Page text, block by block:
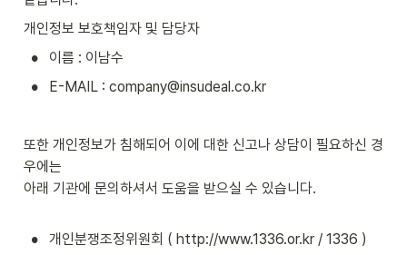
개인정보 보호책임자 및 담당자
• 이름 : 이남수
• E-MAIL : company@insudeal.co.kr
또한 개인정보가 침해되어 이에 대한 신고나 상담이 필요하신 경
우에는
아래 기관에 문의하셔서 도움을 받으실 수 있습니다.
• 개인분쟁조정위원회 ( http://www.1336.or.kr / 1336 )